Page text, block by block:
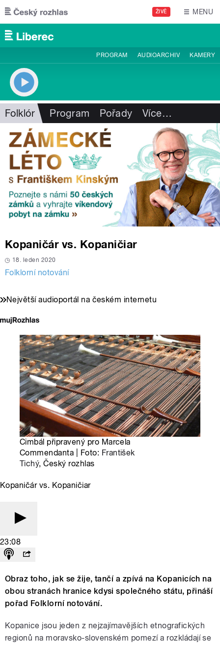
Přejít k hlavnímu obsahu
ŽIVĚ MENU
PROGRAM AUDIOARCHIV KAMERY
Folklór Program Pořady Více…
Kopaničár vs. Kopaničiar
18. leden 2020
Folklorní notování
Největší audioportál na českém internetu
Cimbál připravený pro Marcela
Commendanta | Foto: František
Tichý, Český rozhlas
Kopaničár vs. Kopaničiar
23:08
Obraz toho, jak se žije, tančí a zpívá na Kopanicích na
obou stranách hranice kdysi společného státu, přináší
pořad Folklorní notování.
Kopanice jsou jeden z nejzajímavějších etnografických
regionů na moravsko-slovenském pomezí a rozkládají se